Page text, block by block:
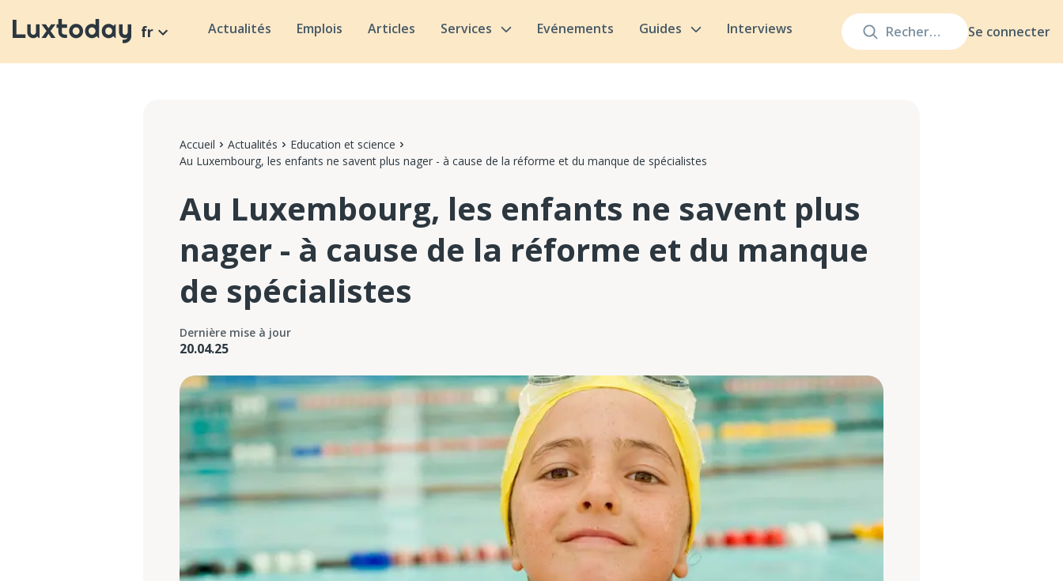
Se connecter
fr Actualités Emplois Articles Services Evénements Guides Interviews
Accueil Actualités
Education et science
Au Luxembourg, les enfants ne savent plus nager - à cause de la réforme et du manque de spécialistes
Au Luxembourg, les enfants ne savent plus
nager - à cause de la réforme et du manque
de spécialistes
Dernière mise à jour
20.04.25